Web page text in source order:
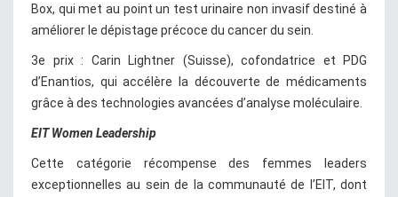
Box, qui met au point un test urinaire non invasif destiné à
améliorer le dépistage précoce du cancer du sein.
3e prix : Carin Lightner (Suisse), cofondatrice et PDG
d’Enantios, qui accélère la découverte de médicaments
grâce à des technologies avancées d’analyse moléculaire.
EIT Women Leadership
Cette catégorie récompense des femmes leaders
exceptionnelles au sein de la communauté de l’EIT, dont